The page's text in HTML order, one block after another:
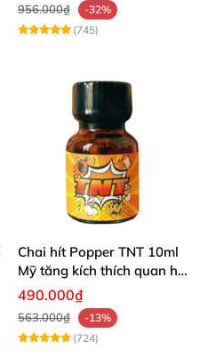
956.000₫
-32%
(745)
Chai hít Popper TNT 10ml
Mỹ tăng kích thích quan hệ
sảng khoái
490.000₫
563.000₫
-13%
(724)